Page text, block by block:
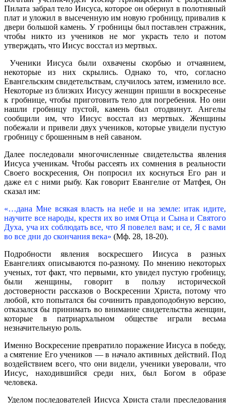
Пилата забрал тело Иисуса, которое он обернул в полотняный
плат и уложил в высеченную им новую гробницу, привалив к
двери большой камень. У гробницы был поставлен стражник,
чтобы никто из учеников не мог украсть тело и потом
утверждать, что Иисус восстал из мертвых.
Ученики Иисуса были охвачены скорбью и отчаянием,
некоторые из них скрылись. Однако то, что, согласно
Евангельским свидетельствам, случилось затем, изменило все.
Некоторые из близких Иисусу женщин пришли в воскресенье
к гробнице, чтобы приготовить тело для погребения. Но они
нашли гробницу пустой, камень был отодвинут. Ангелы
сообщили им, что Иисус восстал из мертвых. Женщины
побежали и привели двух учеников, которые увидели пустую
гробницу с брошенным в ней саваном.
Далее последовали многочисленные свидетельства явления
Иисуса ученикам. Чтобы рассеять их сомнения в реальности
Своего воскресения, Он попросил их коснуться Его ран и
даже ел с ними рыбу. Как говорит Евангелие от Матфея, Он
сказал им:
«…дана Мне всякая власть на небе и на земле: итак идите,
научите все народы, крестя их во имя Отца и Сына и Святого
Духа, уча их соблюдать все, что Я повелел вам; и се, Я с вами
во все дни до скончания века» (Мф. 28, 18-20).
Подробности явления воскресшего Иисуса в разных
Евангелиях описываются по-разному. По мнению некоторых
ученых, тот факт, что первыми, кто увидел пустую гробницу,
были женщины, говорит в пользу исторической
достоверности рассказов о Воскресении Христа, потому что
любой, кто попытался бы сочинить правдоподобную версию,
отказался бы принимать во внимание свидетельства женщин,
которые в патриархальном обществе играли весьма
незначительную роль.
Именно Воскресение превратило поражение Иисуса в победу,
а смятение Его учеников — в начало активных действий. Под
воздействием всего, что они видели, ученики уверовали, что
Иисус, находившийся среди них, был Богом в образе
человека.
Уделом последователей Иисуса Христа стали преследования